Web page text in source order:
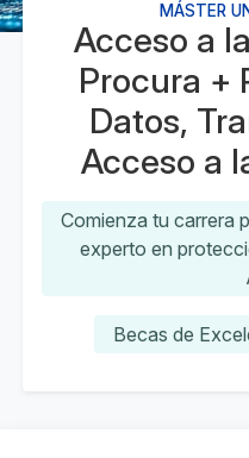
MÁSTER
Acceso a
Procura +
Datos,
Acceso a
Comienza tu carrera
experto en
Becas de